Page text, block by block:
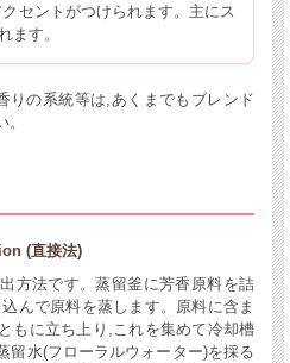
セントがつけられます。主にス
ます。
の系統等は,あくまでもブレンド
(直接法)
方法です。蒸留釜に芳香原料を詰
んで原料を蒸します。原料に含ま
もに立ち上り,これを集めて冷却槽
留水(フローラルウォーター)を採る